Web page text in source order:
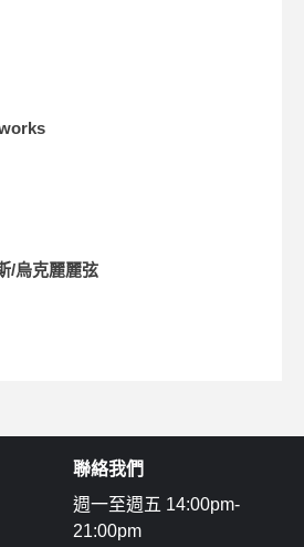
/烏克麗麗弦
聯絡我們
週一至週五 14:00pm-
21:00pm